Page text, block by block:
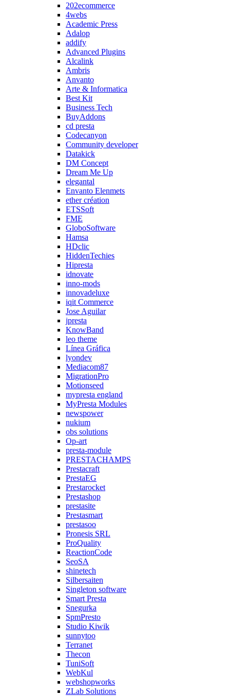
202ecommerce
4webs
Academic Press
Adalop
addify
Advanced Plugins
Alcalink
Ambris
Anvanto
Arte & Informatica
Best Kit
Business Tech
BuyAddons
cd presta
Codecanyon
Community developer
Datakick
DM Concept
Dream Me Up
elegantal
Envanto Elenmets
ether création
ETSSoft
FME
GloboSoftware
Hamsa
HDclic
HiddenTechies
Hipresta
idnovate
inno-mods
innovadeluxe
iqit Commerce
Jose Aguilar
jpresta
KnowBand
leo theme
Línea Gráfica
lyondev
Mediacom87
MigrationPro
Motionseed
mypresta england
MyPresta Modules
newspower
nukium
obs solutions
Op-art
presta-module
PRESTACHAMPS
Prestacraft
PrestaEG
Prestarocket
Prestashop
prestasite
Prestasmart
prestasoo
Pronesis SRL
ProQuality
ReactionCode
SeoSA
shinetech
Silbersaiten
Singleton software
Smart Presta
Snegurka
SpmPresto
Studio Kiwik
sunnytoo
Terranet
Thecon
TuniSoft
WebKul
webshopworks
ZLab Solutions